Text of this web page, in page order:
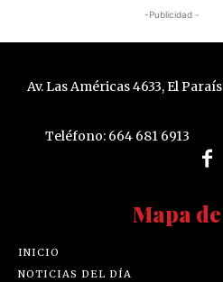
-Publicidad -
Av. Las Américas 4633, El
Teléfono: 664 681 6913
Mapa
INICIO
NOTICIAS DEL DÍA